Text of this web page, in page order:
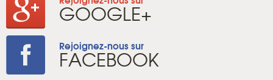
GOOGLE+
Rejoignez-nous sur
FACEBOOK